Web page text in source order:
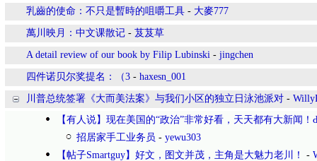
乳齒的使命：不只是暫時的咀嚼工具 - 大麥777
萬川映月：中文课散记 - 芨芨草
A detail review of our book by Filip Lubinski - jingchen
四件诺贝尔奖提名：（3 - haxesn_001
川普总统签署《大而美法案》与我们小区的独立日泳池派对 -
【有人说】现在美国的“政治”非常好看，天天都有大新闻！
招居家手工业务员 - yewu303
【帖子Smartguy】好文，图文并茂，主角是大魅力老川！
-